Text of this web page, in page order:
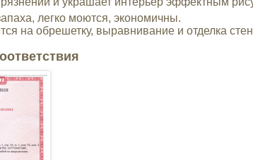
легко моются, экономичны.
на обрешетку, выравнивание и отделка